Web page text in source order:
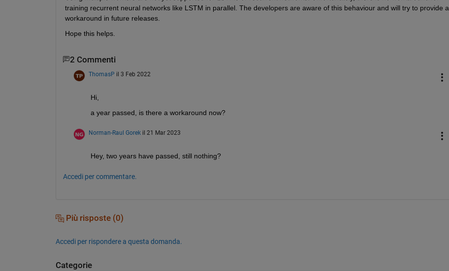
training recurrent neural networks like LSTM in parallel. The developers are aware of this behaviour and will try to provide a
workaround in future releases.
Hope this helps.
2 Commenti
ThomasP il 3 Feb 2022
Hi,
a year passed, is there a workaround now?
Norman-Raul Gorek il 21 Mar 2023
Hey, two years have passed, still nothing?
Accedi per commentare.
Più risposte (0)
Accedi per rispondere a questa domanda.
Categorie